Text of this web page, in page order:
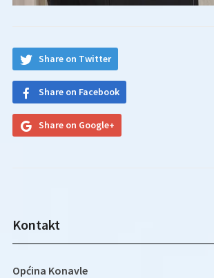
Share on Twitter
Share on Facebook
Share on Google+
Kontakt
Općina Konavle